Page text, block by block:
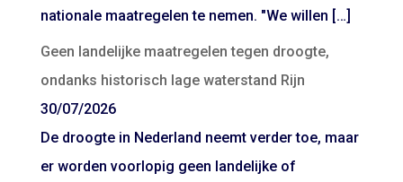
nationale maatregelen te nemen. "We willen […]
Geen landelijke maatregelen tegen droogte,
ondanks historisch lage waterstand Rijn
30/07/2026
De droogte in Nederland neemt verder toe, maar
er worden voorlopig geen landelijke of